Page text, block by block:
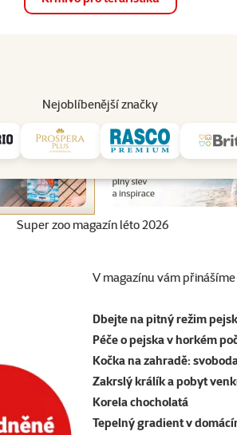
Nejoblíbenější značky
Prodejny Služby
Super zoo magazín léto 2026
V magazínu vám
Dbejte na pitný režim
Péče o pejska v horkém
Kočka na zahradě:
Zakrslý králík a pobyt
Korela chocholatá
Tepelný gradient v